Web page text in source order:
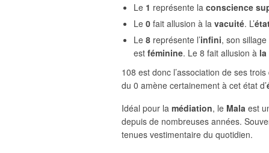
Le 1 représente la conscience
Le 0 fait allusion à la vacuité. L’
Le 8 représente l’infini, son
est féminine. Le 8 fait allusion à la
108 est donc l’association de ses
du 0 amène certainement à cet état d’
Idéal pour la médiation, le Mala est
depuis de nombreuses années.
tenues vestimentaire du quotidien.